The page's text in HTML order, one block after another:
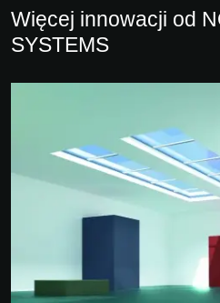
Więcej innowacji od
SYSTEMS